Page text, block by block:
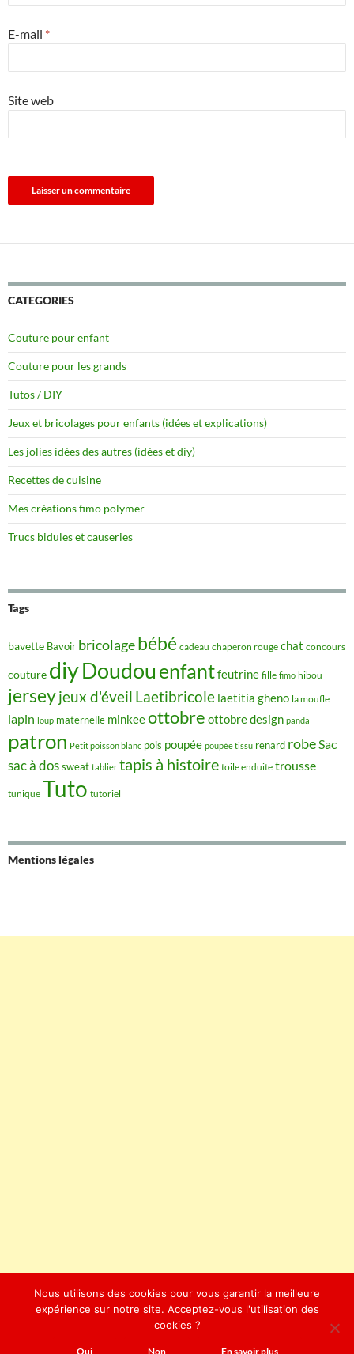
E-mail *
Site web
CATEGORIES
Couture pour enfant
Couture pour les grands
Tutos / DIY
Jeux et bricolages pour enfants (idées et explications)
Les jolies idées des autres (idées et diy)
Recettes de cuisine
Mes créations fimo polymer
Trucs bidules et causeries
Tags
bavette Bavoir bricolagebébé cadeau chaperon rouge chat concours
couture diyDoudou enfantfeutrine fille fimo hibou
jerseyjeux d'éveil Laetibricole laetitia gheno la moufle
lapin loup maternelle minkeeottobre ottobre design panda
patron Petit poisson blanc pois poupée poupée tissu renard robeSac
sac à dossweat tablier tapis à histoire toile enduite trousse
tunique Tuto tutoriel
Mentions légales
Nous utilisons des cookies pour vous garantir la meilleure
expérience sur notre site. Acceptez-vous l'utilisation des
cookies ?
Oui Non En savoir plus